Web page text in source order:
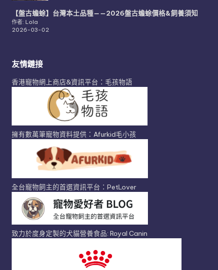
【盤古蟾蜍】台灣本土品種——2026盤古蟾蜍價格&飼養須知
作者: Lola
2026-03-02
友情鏈接
香港寵物網上商店&資訊平台：毛孩物語
擁有數萬筆寵物資料提供：Afurkid毛小孩
全台寵物飼主的首選資訊平台：PetLover
致力於度身定製的犬貓營養食品: Royal Canin